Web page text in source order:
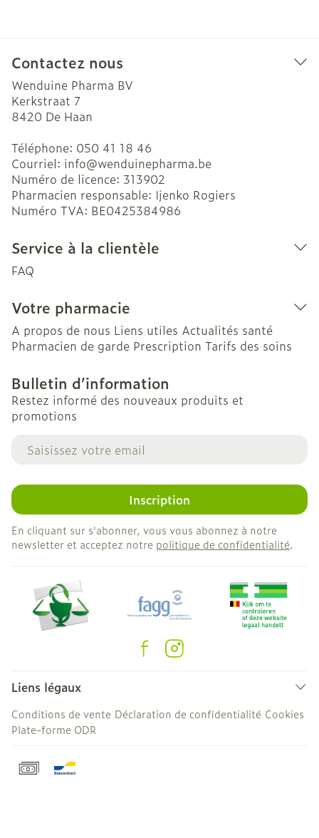
Contactez nous
Wenduine Pharma BV
Kerkstraat 7
8420 De Haan
Téléphone: 050 41 18 46
Courriel: info@wenduinepharma.be
Numéro de licence: 313902
Pharmacien responsable: Ijenko Rogiers
Numéro TVA: BE0425384986
Service à la clientèle
FAQ
Votre pharmacie
A propos de nous Liens utiles Actualités santé
Pharmacien de garde Prescription Tarifs des soins
Bulletin d’information
Restez informé des nouveaux produits et
promotions
Adresse mail
Inscription
En cliquant sur s'abonner, vous vous abonnez à notre
newsletter et acceptez notre politique de confidentialité.
Liens légaux
Conditions de vente Déclaration de confidentialité Cookies
Plate-forme ODR